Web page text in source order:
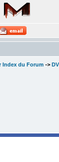
Index du Forum ->